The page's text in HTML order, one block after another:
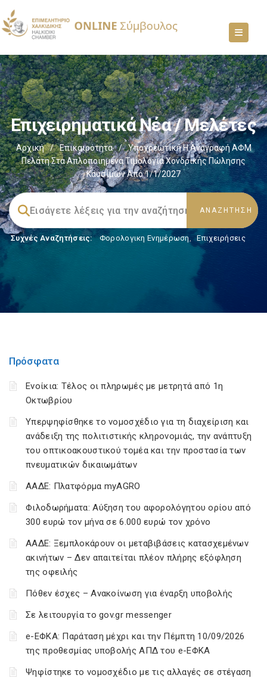
Επιχειρηματικά Νέα / Μελέτες
Αρχική / Επικαιρότητα /
Υποχρεωτική Η Αναγραφή ΑΦΜ
Πελάτη Στα Απλοποιημένα Τιμολόγια Χονδρικής Πώλησης
Καυσίμων Από 1/1/2027
Συχνές Αναζητήσεις: Φορολογικη Ενημέρωση, Επιχειρήσεις
Πρόσφατα
Ενοίκια: Τέλος οι πληρωμές με μετρητά από 1η
Οκτωβρίου
Υπερψηφίσθηκε το νομοσχέδιο για τη διαχείριση και
ανάδειξη της πολιτιστικής κληρονομιάς, την ανάπτυξη
του οπτικοακουστικού τομέα και την προστασία των
πνευματικών δικαιωμάτων
ΑΑΔΕ: Πλατφόρμα myAGRO
Φιλοδωρήματα: Αύξηση του αφορολόγητου ορίου από
300 ευρώ τον μήνα σε 6.000 ευρώ τον χρόνο
ΑΑΔΕ: Ξεμπλοκάρουν οι μεταβιβάσεις κατασχεμένων
ακινήτων – Δεν απαιτείται πλέον πλήρης εξόφληση
της οφειλής
Πόθεν έσχες – Ανακοίνωση για έναρξη υποβολής
Σε λειτουργία το gov.gr messenger
e-ΕΦΚΑ: Παράταση μέχρι και την Πέμπτη 10/09/2026
της προθεσμίας υποβολής ΑΠΔ του e-ΕΦΚΑ
Ψηφίστηκε το νομοσχέδιο με τις αλλαγές σε στέγαση